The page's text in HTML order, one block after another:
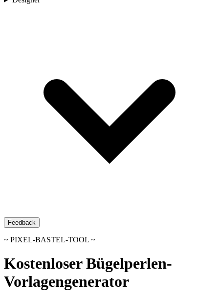
Feedback
~ PIXEL-BASTEL-TOOL ~
Kostenloser Bügelperlen-
Vorlagengenerator